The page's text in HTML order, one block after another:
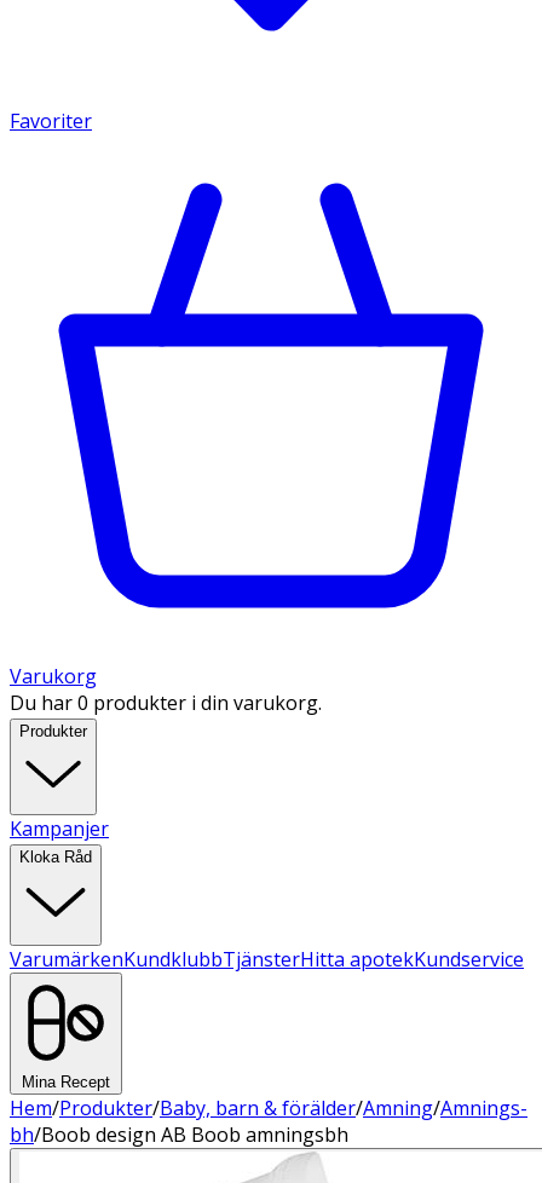
Favoriter
Varukorg
Du har 0 produkter i din varukorg.
Produkter
Kampanjer
Kloka Råd
VarumärkenKundklubbTjänsterHitta apotekKundservice
Mina Recept
Hem/Produkter/Baby, barn & förälder/Amning/Amnings-
bh/Boob design AB Boob amningsbh